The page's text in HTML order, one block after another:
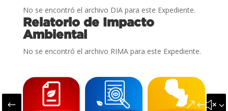
No se encontró el archivo DIA para este Expediente.
Relatorio de Impacto
Ambiental
No se encontró el archivo RIMA para este Expediente.
#